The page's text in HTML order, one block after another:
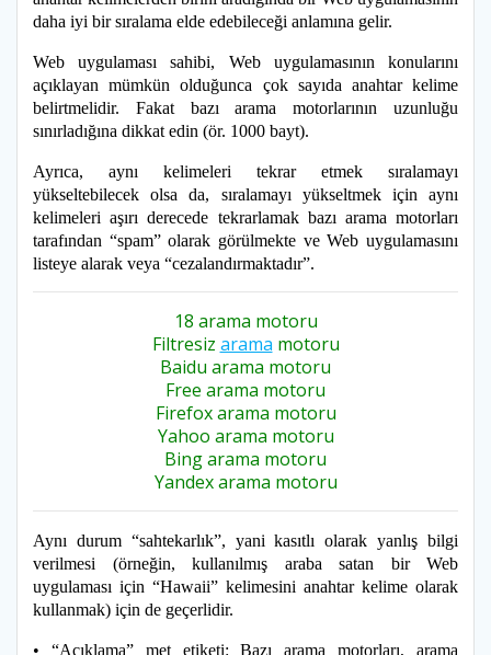
daha iyi bir sıralama elde edebileceği anlamına gelir.
Web uygulaması sahibi, Web uygulamasının konularını
açıklayan mümkün olduğunca çok sayıda anahtar kelime
belirtmelidir. Fakat bazı arama motorlarının uzunluğu
sınırladığına dikkat edin (ör. 1000 bayt).
Ayrıca, aynı kelimeleri tekrar etmek sıralamayı
yükseltebilecek olsa da, sıralamayı yükseltmek için aynı
kelimeleri aşırı derecede tekrarlamak bazı arama motorları
tarafından “spam” olarak görülmekte ve Web uygulamasını
listeye alarak veya “cezalandırmaktadır”.
18 arama motoru
Filtresiz arama motoru
Baidu arama motoru
Free arama motoru
Firefox arama motoru
Yahoo arama motoru
Bing arama motoru
Yandex arama motoru
Aynı durum “sahtekarlık”, yani kasıtlı olarak yanlış bilgi
verilmesi (örneğin, kullanılmış araba satan bir Web
uygulaması için “Hawaii” kelimesini anahtar kelime olarak
kullanmak) için de geçerlidir.
• “Açıklama” met etiketi: Bazı arama motorları, arama